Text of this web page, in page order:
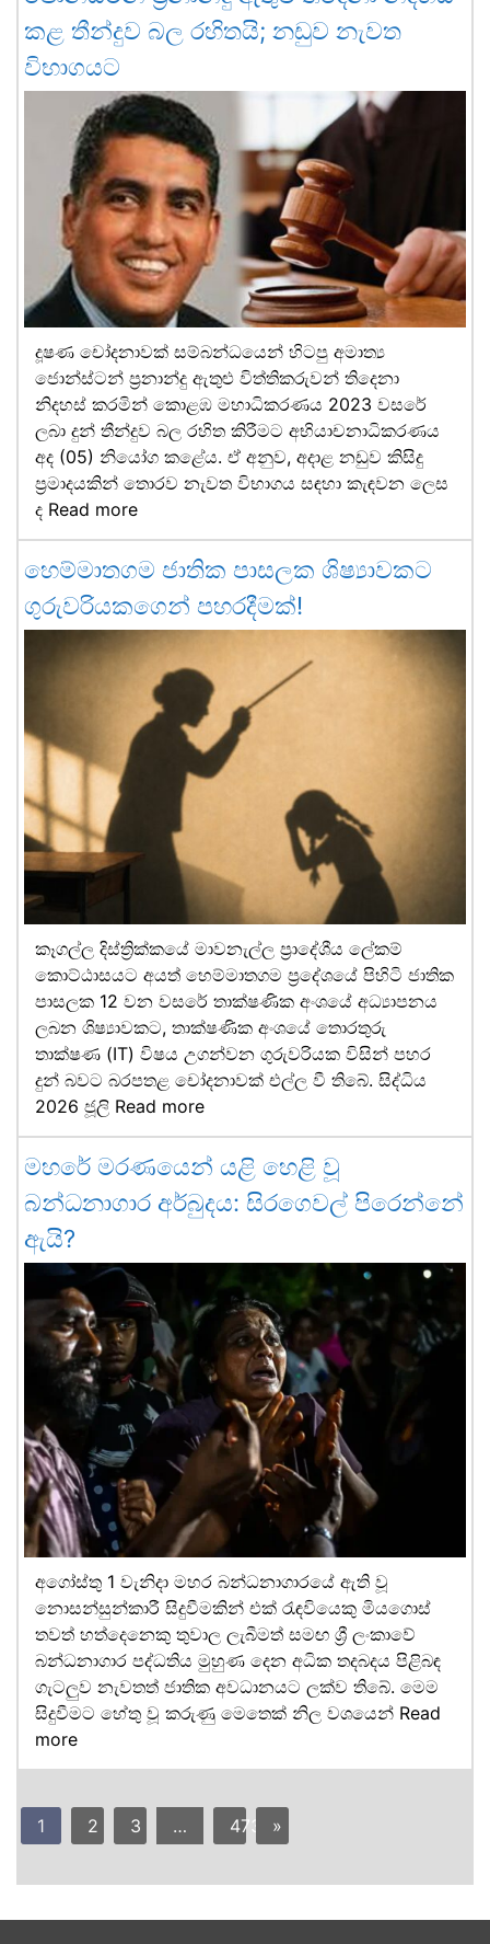
කළ තීන්දුව බල රහිතයි; නඩුව නැවත
විභාගයට
දූෂණ චෝදනාවක් සම්බන්ධයෙන් හිටපු අමාත්‍ය
ජොන්ස්ටන් ප්‍රනාන්දු ඇතුළු විත්තිකරුවන් තිදෙනා
නිදහස් කරමින් කොළඹ මහාධිකරණය 2023 වසරේ
ලබා දුන් තීන්දුව බල රහිත කිරීමට අභියාචනාධිකරණය
අද (05) නියෝග කළේය. ඒ අනුව, අදාළ නඩුව කිසිදු
ප්‍රමාදයකින් තොරව නැවත විභාගය සඳහා කැඳවන ලෙස
ද Read more
හෙම්මාතගම ජාතික පාසලක ශිෂ්‍යාවකට
ගුරුවරියකගෙන් පහරදීමක්!
කෑගල්ල දිස්ත්‍රික්කයේ මාවනැල්ල ප්‍රාදේශීය ලේකම්
කොට්ඨාසයට අයත් හෙම්මාතගම ප්‍රදේශයේ පිහිටි ජාතික
පාසලක 12 වන වසරේ තාක්ෂණික අංශයේ අධ්‍යාපනය
ලබන ශිෂ්‍යාවකට, තාක්ෂණික අංශයේ තොරතුරු
තාක්ෂණ (IT) විෂය උගන්වන ගුරුවරියක විසින් පහර
දුන් බවට බරපතළ චෝදනාවක් එල්ල වී තිබේ. සිද්ධිය
2026 ජූලි Read more
මහරේ මරණයෙන් යළි හෙළි වූ
බන්ධනාගාර අර්බුදය: සිරගෙවල් පිරෙන්නේ
ඇයි?
අගෝස්තු 1 වැනිදා මහර බන්ධනාගාරයේ ඇති වූ
නොසන්සුන්කාරී සිදුවීමකින් එක් රැඳවියෙකු මියගොස්
තවත් හත්දෙනෙකු තුවාල ලැබීමත් සමඟ ශ්‍රී ලංකාවේ
බන්ධනාගාර පද්ධතිය මුහුණ දෙන අධික තදබදය පිළිබඳ
ගැටලුව නැවතත් ජාතික අවධානයට ලක්ව තිබේ. මෙම
සිදුවීමට හේතු වූ කරුණු මෙතෙක් නිල වශයෙන් Read
more
1 2 3 … 473 »